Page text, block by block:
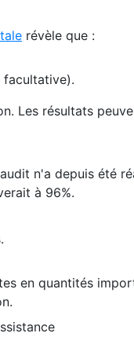
révèle que :
facultative).
Les résultats
n'a depuis été
à 96%.
en quantités